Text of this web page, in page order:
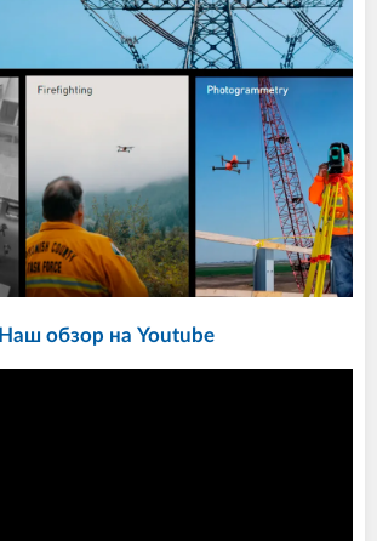
Наш обзор на Youtube